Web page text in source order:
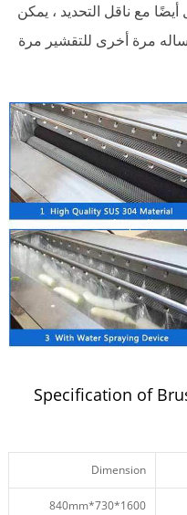
مع ناقل التحديد ، يمكن
مرة أخرى للتقشير مرة
Specification of
Dimension
1600*730*840mm